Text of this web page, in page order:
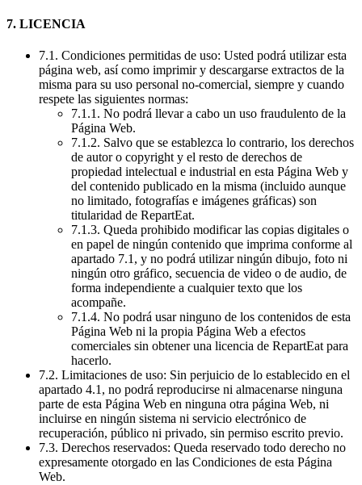
7. LICENCIA
7.1. Condiciones permitidas de uso: Usted podrá utilizar esta
página web, así como imprimir y descargarse extractos de la
misma para su uso personal no-comercial, siempre y cuando
respete las siguientes normas:
7.1.1. No podrá llevar a cabo un uso fraudulento de la
Página Web.
7.1.2. Salvo que se establezca lo contrario, los derechos
de autor o copyright y el resto de derechos de
propiedad intelectual e industrial en esta Página Web y
del contenido publicado en la misma (incluido aunque
no limitado, fotografías e imágenes gráficas) son
titularidad de RepartEat.
7.1.3. Queda prohibido modificar las copias digitales o
en papel de ningún contenido que imprima conforme al
apartado 7.1, y no podrá utilizar ningún dibujo, foto ni
ningún otro gráfico, secuencia de video o de audio, de
forma independiente a cualquier texto que los
acompañe.
7.1.4. No podrá usar ninguno de los contenidos de esta
Página Web ni la propia Página Web a efectos
comerciales sin obtener una licencia de RepartEat para
hacerlo.
7.2. Limitaciones de uso: Sin perjuicio de lo establecido en el
apartado 4.1, no podrá reproducirse ni almacenarse ninguna
parte de esta Página Web en ninguna otra página Web, ni
incluirse en ningún sistema ni servicio electrónico de
recuperación, público ni privado, sin permiso escrito previo.
7.3. Derechos reservados: Queda reservado todo derecho no
expresamente otorgado en las Condiciones de esta Página
Web.